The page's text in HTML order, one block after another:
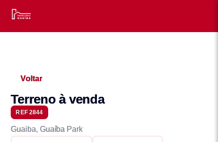
Voltar
Terreno à venda
REF 2844
Guaiba, Guaíba Park